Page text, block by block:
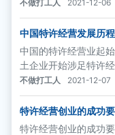
育等全世界各行各业
成长和个人创业提供
不做打工人 2021-12-06
中国特许经营发展历
中国的特许经营业起
土企业开始涉足特许
划分为个体自发成长
整体战略期，那么，
间阶段
不做打工人 2021-12-07
特许经营创业的成功
绍
特许经营创业的成功要素 对于通过特许经营进行扩张的